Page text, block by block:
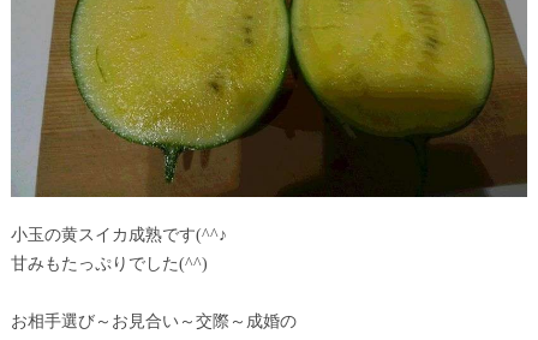
小玉の黄スイカ成熟です(^^♪
甘みもたっぷりでした(^^)
お相手選び～お見合い～交際～成婚の